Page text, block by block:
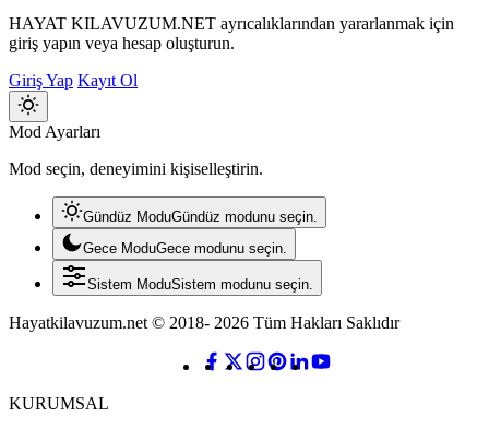
HAYAT KILAVUZUM.NET ayrıcalıklarından yararlanmak için
giriş yapın veya hesap oluşturun.
Giriş Yap Kayıt Ol
Mod
değiştir
Mod Ayarları
Mod seçin, deneyimini kişiselleştirin.
Gündüz ModuGündüz modunu seçin.
Gece ModuGece modunu seçin.
Sistem ModuSistem modunu seçin.
Hayatkilavuzum.net © 2018- 2026 Tüm Hakları Saklıdır
KURUMSAL